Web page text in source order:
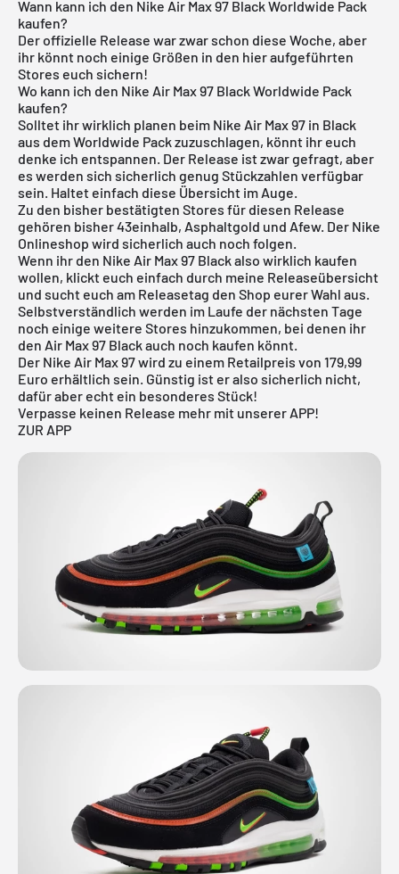
Wann kann ich den Nike Air Max 97 Black Worldwide Pack
kaufen?
Der offizielle Release war zwar schon diese Woche, aber
ihr könnt noch einige Größen in den hier aufgeführten
Stores euch sichern!
Wo kann ich den Nike Air Max 97 Black Worldwide Pack
kaufen?
Solltet ihr wirklich planen beim Nike Air Max 97 in Black
aus dem Worldwide Pack zuzuschlagen, könnt ihr euch
denke ich entspannen. Der Release ist zwar gefragt, aber
es werden sich sicherlich genug Stückzahlen verfügbar
sein. Haltet einfach diese Übersicht im Auge.
Zu den bisher bestätigten Stores für diesen Release
gehören bisher43einhalb, Asphaltgold und Afew. Der Nike
Onlineshop wird sicherlich auch noch folgen.
Wenn ihr den Nike Air Max 97 Black also wirklich kaufen
wollen, klickt euch einfach durch meine Releaseübersicht
und sucht euch am Releasetag den Shop eurer Wahl aus.
Selbstverständlich werden im Laufe der nächsten Tage
noch einige weitere Stores hinzukommen, bei denen ihr
den Air Max 97 Black auch noch kaufen könnt.
Der Nike Air Max 97 wird zu einem Retailpreis von 179,99
Euro erhältlich sein. Günstig ist er also sicherlich nicht,
dafür aber echt ein besonderes Stück!
Verpasse keinen Release mehr mit unserer APP!
ZUR APP